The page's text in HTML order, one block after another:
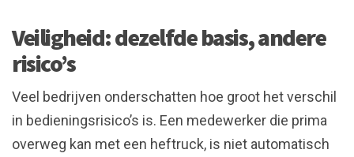
Veiligheid: dezelfde basis, andere
risico’s
Veel bedrijven onderschatten hoe groot het verschil
in bedieningsrisico’s is. Een medewerker die prima
overweg kan met een heftruck, is niet automatisch